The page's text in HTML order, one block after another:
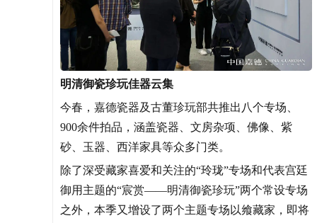
明清御瓷珍玩佳器云集
今春，嘉德瓷器及古董珍玩部共推出八个专场、
900余件拍品，涵盖瓷器、文房杂项、佛像、紫
砂、玉器、西洋家具等众多门类。
除了深受藏家喜爱和关注的“玲珑”专场和代表宫廷
御用主题的“宸赏——明清御瓷珍玩”两个常设专场
之外，本季又增设了两个主题专场以飨藏家，即将